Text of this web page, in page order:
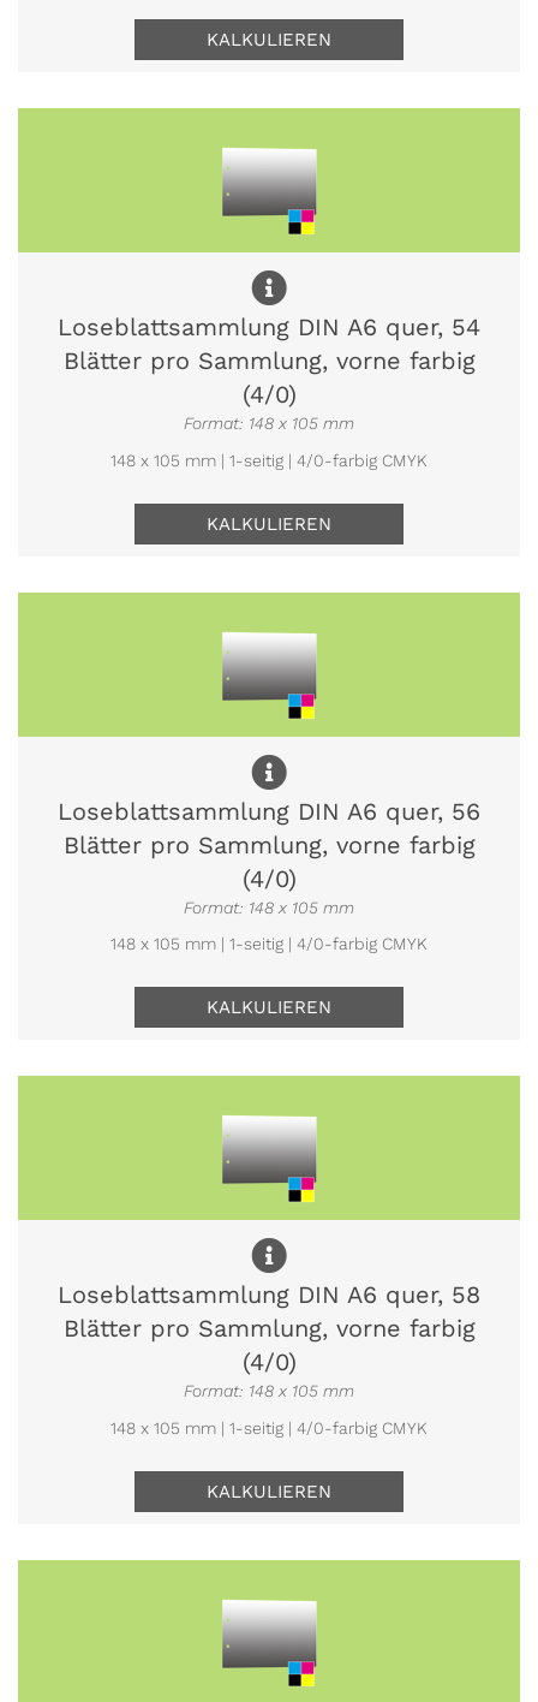
KALKULIEREN
Loseblattsammlung DIN A6 quer, 54
Blätter pro Sammlung, vorne farbig
(4/0)
Format: 148 x 105 mm
148 x 105 mm | 1-seitig | 4/0-farbig CMYK
KALKULIEREN
Loseblattsammlung DIN A6 quer, 56
Blätter pro Sammlung, vorne farbig
(4/0)
Format: 148 x 105 mm
148 x 105 mm | 1-seitig | 4/0-farbig CMYK
KALKULIEREN
Loseblattsammlung DIN A6 quer, 58
Blätter pro Sammlung, vorne farbig
(4/0)
Format: 148 x 105 mm
148 x 105 mm | 1-seitig | 4/0-farbig CMYK
KALKULIEREN